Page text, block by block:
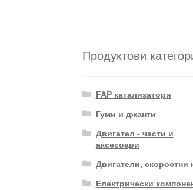
Продуктови
FAP катализатори
Гуми и джанти
Двигател - части и
аксесоари
Двигатели, скоростни
Електрически